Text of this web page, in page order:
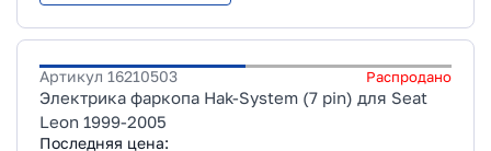
Артикул 16210503 Распродано
Электрика фаркопа Hak-System (7 pin) для Seat
Leon 1999-2005
Последняя цена: